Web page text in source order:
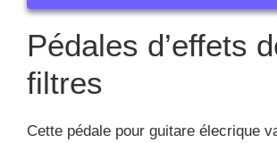
Pédales d’effets
filtres
Cette pédale pour guitare élecrique